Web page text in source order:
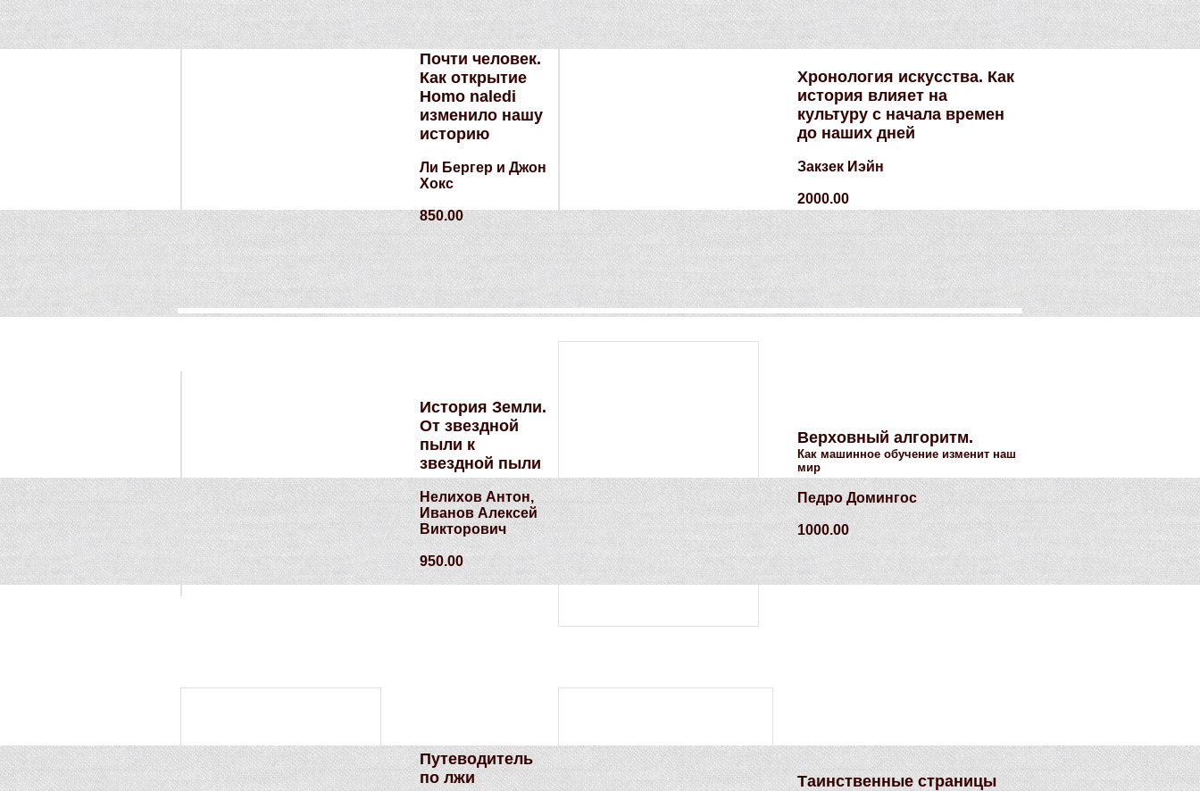
Почти человек.
Как открытие
Homo naledi
изменило нашу
историю
Ли Бергер и Джон
Хокс
850.00
Хронология искусства. Как
история влияет на
культуру с начала времен
до наших дней
Закзек Иэйн
2000.00
История Земли.
От звездной
пыли к
звездной пыли
Нелихов Антон,
Иванов Алексей
Викторович
950.00
Верховный алгоритм.
Как машинное обучение изменит наш
мир
Педро Домингос
1000.00
Путеводитель
по лжи
Таинственные страницы